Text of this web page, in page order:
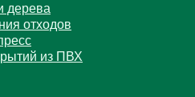
дерева
отходов
из ПВХ